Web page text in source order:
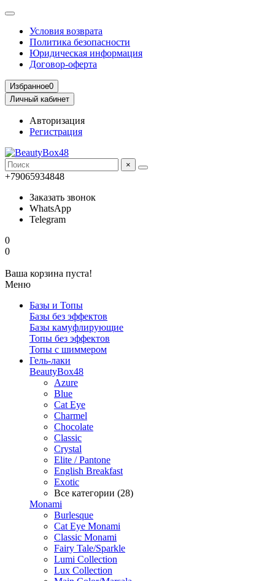
Условия возврата
Политика безопасности
Юридическая информация
Договор-оферта
Избранное0
Личный кабинет
Авторизация
Регистрация
×
+79065934848
Заказать звонок
WhatsApp
Telegram
0
0
Ваша корзина пуста!
Меню
Базы и Топы
Базы без эффектов
Базы камуфлирующие
Топы без эффектов
Топы с шиммером
Гель-лаки
BeautyBox48
Azure
Blue
Cat Eye
Charmel
Chocolate
Classic
Crystal
Elite / Pantone
English Breakfast
Exotic
Все категории (28)
Monami
Burlesque
Cat Eye Monami
Classic Monami
Fairy Tale/Sparkle
Lumi Collection
Lux Collection